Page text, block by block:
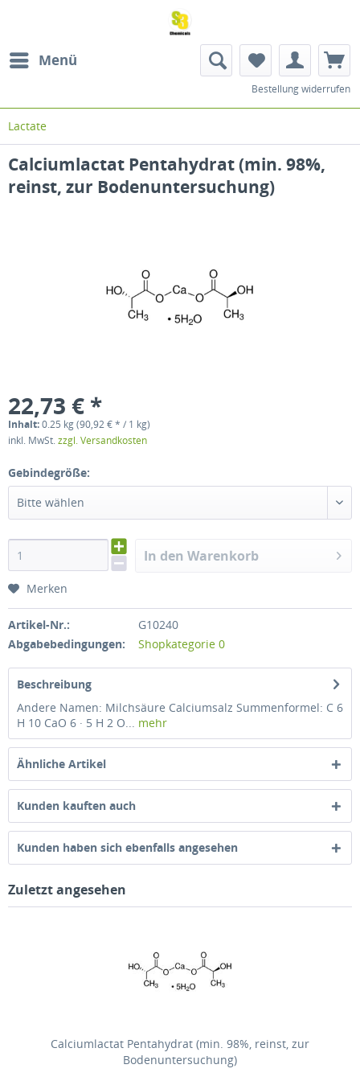
Menü
Bestellung widerrufen
Lactate
Calciumlactat Pentahydrat (min. 98%,
reinst, zur Bodenuntersuchung)
22,73 € *
Inhalt:0.25 kg (90,92 € * / 1 kg)
inkl. MwSt.zzgl. Versandkosten
Gebindegröße:
Bitte wählen
In den Warenkorb
Merken
Artikel-Nr.:
G10240
Abgabebedingungen:
Shopkategorie 0
Beschreibung
Andere Namen: Milchsäure Calciumsalz Summenformel: C 6
H 10 CaO 6 · 5 H 2 O... mehr
Ähnliche Artikel
Kunden kauften auch
Kunden haben sich ebenfalls angesehen
Zuletzt angesehen
Calciumlactat Pentahydrat (min. 98%, reinst, zur
Bodenuntersuchung)